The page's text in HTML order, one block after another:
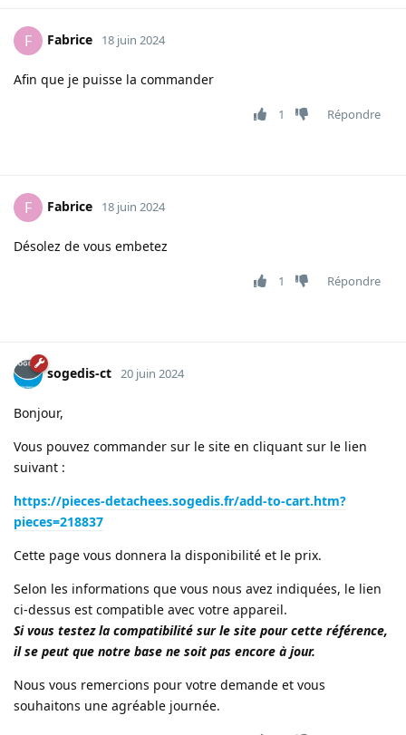
F Fabrice 18 juin 2024
Afin que je puisse la commander
1 Répondre
F Fabrice 18 juin 2024
Désolez de vous embetez
1 Répondre
sogedis-ct 20 juin 2024
Bonjour,
Vous pouvez commander sur le site en cliquant sur le lien
suivant :
https://pieces-detachees.sogedis.fr/add-to-cart.htm?
pieces=218837
Cette page vous donnera la disponibilité et le prix.
Selon les informations que vous nous avez indiquées, le lien
ci-dessus est compatible avec votre appareil.
Si vous testez la compatibilité sur le site pour cette référence,
il se peut que notre base ne soit pas encore à jour.
Nous vous remercions pour votre demande et vous
souhaitons une agréable journée.